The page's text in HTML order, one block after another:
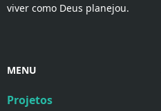
viver como Deus planejou.
MENU
Projetos